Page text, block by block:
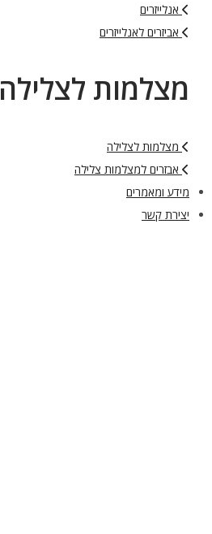
אנלייזרים
אביזרים לאנלייזרים
מצלמות לצלילה
מצלמות לצלילה
אבזרים למצלמות צלילה
מידע ומאמרים
יצירת קשר